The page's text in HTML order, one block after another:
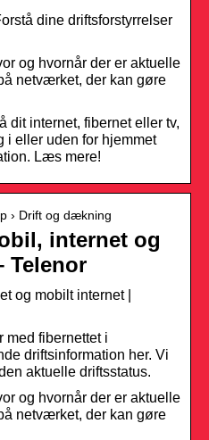
dine driftsforstyrrelser
og hvornår der er aktuelle
netværket, der kan gøre
dit internet, fibernet eller tv,
i eller uden for hjemmet
Læs mere!
› Drift og dækning
internet og
Telenor
og mobilt internet |
med fibernettet i
driftsinformation her. Vi
aktuelle driftsstatus.
og hvornår der er aktuelle
netværket, der kan gøre